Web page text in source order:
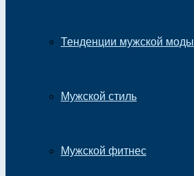
Тенденции мужской моды
Мужской стиль
Мужской фитнес